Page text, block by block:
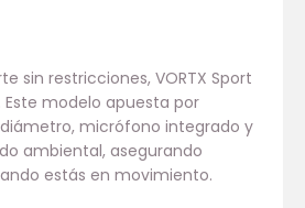
sin restricciones, VORTX Sport
modelo apuesta por
micrófono integrado y
ambiental, asegurando
estás en movimiento.